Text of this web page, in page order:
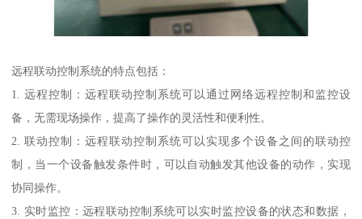
远程联动控制系统的特点包括：
1. 远程控制：远程联动控制系统可以通过网络远程控制和监控设
备，无需现场操作，提高了操作的灵活性和便利性。
2. 联动控制：远程联动控制系统可以实现多个设备之间的联动控
制，当一个设备触发条件时，可以自动触发其他设备的动作，实现
协同操作。
3. 实时监控：远程联动控制系统可以实时监控设备的状态和数据，